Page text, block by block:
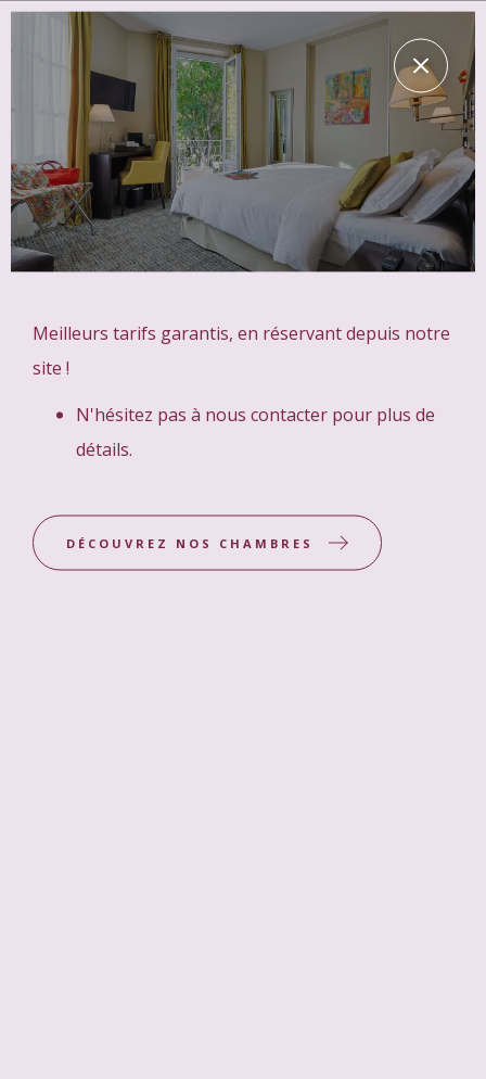
Meilleurs tarifs garantis, en réservant depuis notre
site !
N'hésitez pas à nous contacter pour plus de
détails.
DÉCOUVREZ NOS CHAMBRES